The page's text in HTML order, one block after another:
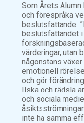
Som Årets
och förespråka
beslutsfattande.
beslutsfattandet i
värderingar, utan
någonstans
emotionell
och gör
Ilska och rädsla
och sociala
inte ha samma